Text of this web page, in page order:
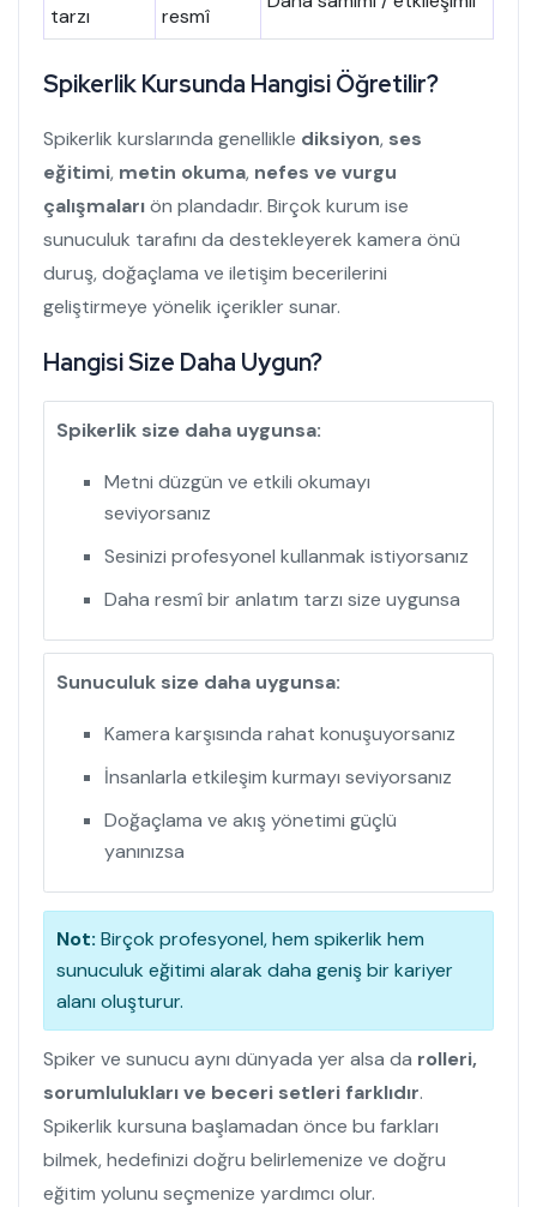
tarzı resmî
Spikerlik Kursunda Hangisi Öğretilir?
Spikerlik kurslarında genellikle diksiyon, ses
eğitimi, metin okuma, nefes ve vurgu
çalışmalarıön plandadır. Birçok kurum ise
sunuculuk tarafını da destekleyerek kamera önü
duruş, doğaçlama ve iletişim becerilerini
geliştirmeye yönelik içerikler sunar.
Hangisi Size Daha Uygun?
Spikerlik size daha uygunsa:
Metni düzgün ve etkili okumayı
seviyorsanız
Sesinizi profesyonel kullanmak istiyorsanız
Daha resmî bir anlatım tarzı size uygunsa
Sunuculuk size daha uygunsa:
Kamera karşısında rahat konuşuyorsanız
İnsanlarla etkileşim kurmayı seviyorsanız
Doğaçlama ve akış yönetimi güçlü
yanınızsa
Not: Birçok profesyonel, hem spikerlik hem
sunuculuk eğitimi alarak daha geniş bir kariyer
alanı oluşturur.
Spiker ve sunucu aynı dünyada yer alsa da rolleri,
sorumlulukları ve beceri setleri farklıdır.
Spikerlik kursuna başlamadan önce bu farkları
bilmek, hedefinizi doğru belirlemenize ve doğru
eğitim yolunu seçmenize yardımcı olur.